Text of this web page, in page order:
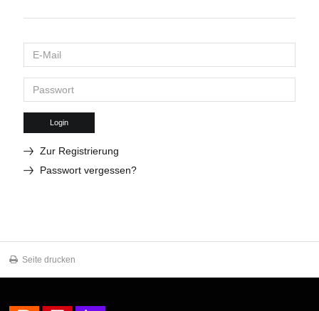
Login
Zur Registrierung
Passwort vergessen?
Seite drucken